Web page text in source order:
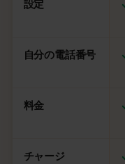
設定
自分の電話番号
料金
チャージ